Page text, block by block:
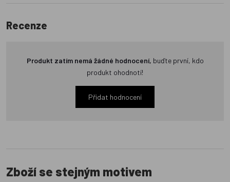
Recenze
Produkt zatím nemá žádné hodnocení, buďte první, kdo
produkt ohodnotí!
Přidat hodnocení
Zboží se stejným motivem